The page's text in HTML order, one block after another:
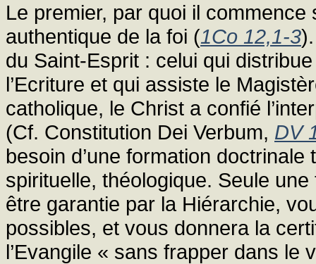
Le premier, par quoi il
authentique de la foi (1Co 12,1-3
du Saint-Esprit : celui qui
l’Ecriture et qui assiste le
catholique, le Christ a confié
(Cf. Constitution Dei Verbum, DV
besoin d’une formation
spirituelle, théologique. Seule
être garantie par la Hiérarchie,
possibles, et vous donnera la
l’Evangile « sans frapper dans le